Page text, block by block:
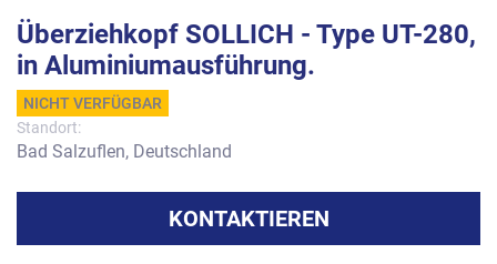
Überziehkopf SOLLICH - Type UT-280,
in Aluminiumausführung.
NICHT VERFÜGBAR
Standort:
Bad Salzuflen, Deutschland
KONTAKTIEREN